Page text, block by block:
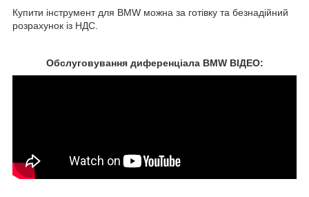
Купити інструмент для BMW можна за готівку та безнадійний
розрахунок із НДС.
Обслуговування диференціала BMW ВІДЕО: